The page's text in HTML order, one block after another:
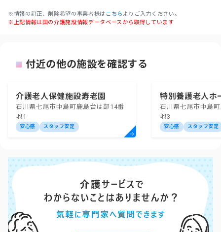
※情報の訂正、削除希望の事業者様は こちら よりご入力ください。
※上記情報は国の介護施設情報データベースから取得しています
付近の他の施設を確認する
介護老人保健施設寿老園
石川県七尾市中島町鹿島台は部14番
地1
安心感 スタッフ安定
特別養護老人
石川県七尾市中島
地3
安心感 スタッフ安定